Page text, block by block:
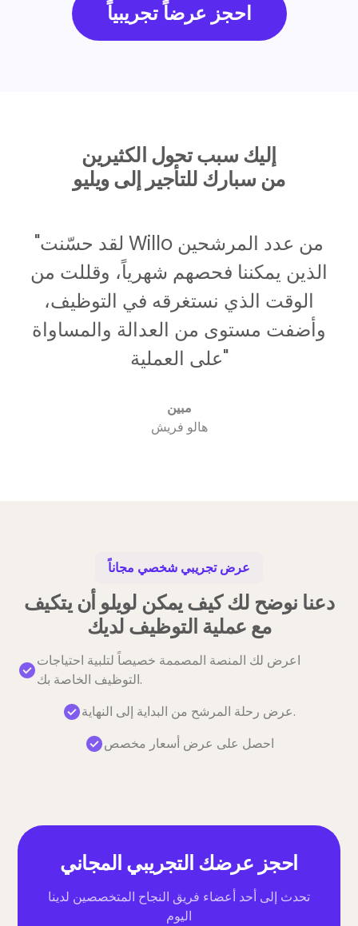
احجز عرضاً تجريبياً
إليك سبب تحول الكثيرين
من سبارك للتأجير إلى ويليو
"لقد حسّنت Willo من عدد المرشحين
الذين يمكننا فحصهم شهرياً، وقللت من
الوقت الذي نستغرقه في التوظيف،
وأضفت مستوى من العدالة والمساواة
على العملية"
مبين
هالو فريش
عرض تجريبي شخصي مجاناً
دعنا نوضح لك كيف يمكن لويلو أن يتكيف
مع عملية التوظيف لديك
اعرض لك المنصة المصممة خصيصاً لتلبية احتياجات
التوظيف الخاصة بك.
عرض رحلة المرشح من البداية إلى النهاية.
احصل على عرض أسعار مخصص
احجز عرضك التجريبي المجاني
تحدث إلى أحد أعضاء فريق النجاح المتخصصين لدينا
اليوم